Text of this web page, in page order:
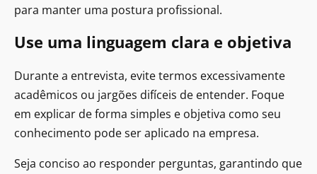
para manter uma postura profissional.
Use uma linguagem clara e objetiva
Durante a entrevista, evite termos excessivamente
acadêmicos ou jargões difíceis de entender. Foque
em explicar de forma simples e objetiva como seu
conhecimento pode ser aplicado na empresa.
Seja conciso ao responder perguntas, garantindo que